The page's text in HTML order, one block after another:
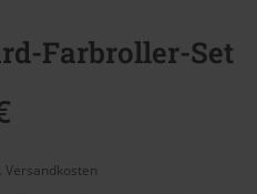
Farbroller-Set
Versandkosten